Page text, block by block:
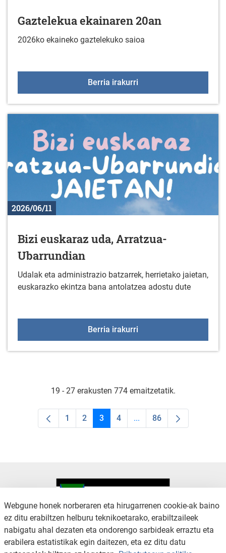
Gaztelekua ekainaren 20an
2026ko ekaineko gaztelekuko saioa
Berria irakurri
2026/06/11
Bizi euskaraz uda, Arratzua-
Ubarrundian
Udalak eta administrazio batzarrek, herrietako jaietan,
euskarazko ekintza bana antolatzea adostu dute
Berria irakurri
19 - 27 erakusten 774 emaitzetatik.
Orrialdea
1 Orrialdea
2 Orrialdea
3 Orrialdea
4 ...Intermediate Pages Use
Orrialdea
86
KONTAKTUA
LEGE OHARRA
SALAKETA KANALA
PRIBATUTASUN POLITIKA
Webgune honek norberaren eta hirugarrenen cookie-ak baino
ez ditu erabiltzen helburu teknikoetarako, erabiltzaileek
nabigatu ahal dezaten eta ondorengo sarbideak erraztu eta
erabilera estatistikak egin daitezen, eta ez ditu datu